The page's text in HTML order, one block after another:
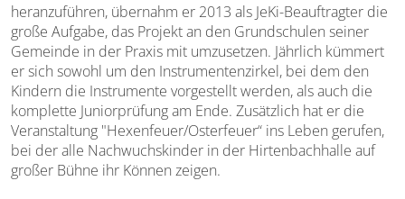
heranzuführen, übernahm er 2013 als JeKi-Beauftragter die
große Aufgabe, das Projekt an den Grundschulen seiner
Gemeinde in der Praxis mit umzusetzen. Jährlich kümmert
er sich sowohl um den Instrumentenzirkel, bei dem den
Kindern die Instrumente vorgestellt werden, als auch die
komplette Juniorprüfung am Ende. Zusätzlich hat er die
Veranstaltung "Hexenfeuer/Osterfeuer“ ins Leben gerufen,
bei der alle Nachwuchskinder in der Hirtenbachhalle auf
großer Bühne ihr Können zeigen.